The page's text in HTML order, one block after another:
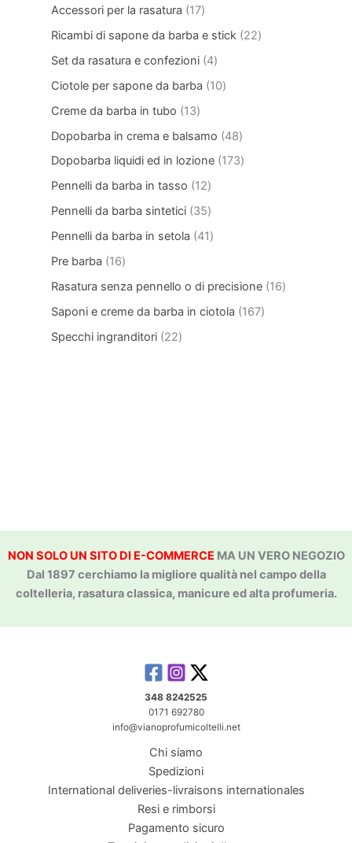
Accessori per la rasatura
17
Ricambi di sapone da barba e stick 22
Set da rasatura e confezioni 4
Ciotole per sapone da barba
10
Creme da barba in tubo
13
Dopobarba in crema e balsamo
48
Dopobarba liquidi ed in lozione 173
Pennelli da barba in tasso
12
Pennelli da barba sintetici 35
Pennelli da barba in setola
41
Pre barba
16
Rasatura senza pennello o di precisione 16
Saponi e creme da barba in ciotola
167
Specchi ingranditori 22
NON SOLO UN SITO DI E-COMMERCE MA UN VERO NEGOZIO
Dal 1897 cerchiamo la migliore qualità nel campo della
coltelleria, rasatura classica, manicure ed alta profumeria.
348 8242525
0171 692780
info@vianoprofumicoltelli.net
Chi siamo
Spedizioni
International deliveries-livraisons internationales
Resi e rimborsi
Pagamento sicuro
Prodotti di bellezza e cura personale: